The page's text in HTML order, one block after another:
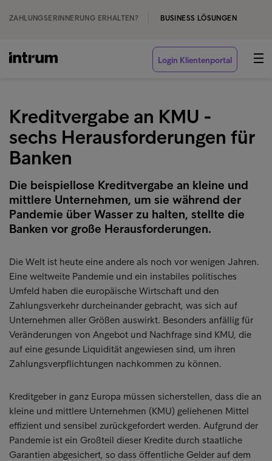
ZAHLUNGSERINNERUNG ERHALTEN? BUSINESS LÖSUNGEN
Login Klientenportal
Kreditvergabe an KMU -
sechs Herausforderungen für
Banken
Die beispiellose Kreditvergabe an kleine und
mittlere Unternehmen, um sie während der
Pandemie über Wasser zu halten, stellte die
Banken vor große Herausforderungen.
Die Welt ist heute eine andere als noch vor wenigen Jahren.
Eine weltweite Pandemie und ein instabiles politisches
Umfeld haben die europäische Wirtschaft und den
Zahlungsverkehr durcheinander gebracht, was sich auf
Unternehmen aller Größen auswirkt. Besonders anfällig für
Veränderungen von Angebot und Nachfrage sind KMU, die
auf eine gesunde Liquidität angewiesen sind, um ihren
Zahlungsverpflichtungen nachkommen zu können.
Kreditgeber in ganz Europa müssen sicherstellen, dass die an
kleine und mittlere Unternehmen (KMU) geliehenen Mittel
effizient und sensibel zurückgefordert werden. Aufgrund der
Pandemie ist ein Großteil dieser Kredite durch staatliche
Garantien abgesichert, so dass öffentliche Gelder auf dem